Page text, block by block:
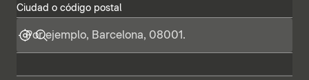
Ciudad o código postal